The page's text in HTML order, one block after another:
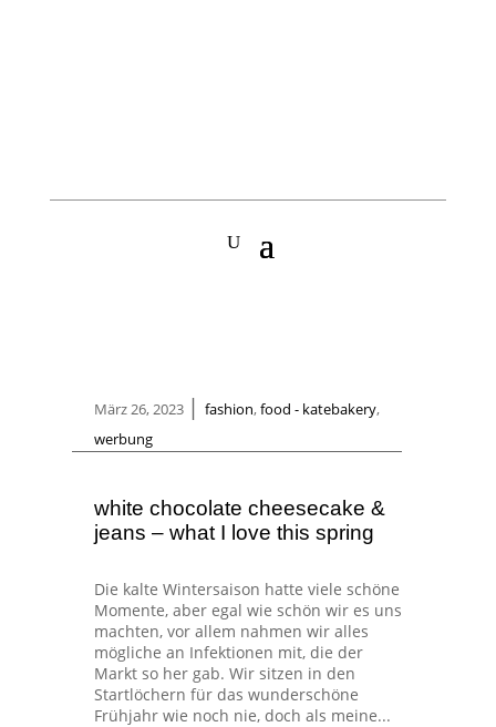
März 26, 2023 | fashion,food - katebakery,
werbung
white chocolate cheesecake &
jeans – what I love this spring
Die kalte Wintersaison hatte viele schöne
Momente, aber egal wie schön wir es uns
machten, vor allem nahmen wir alles
mögliche an Infektionen mit, die der
Markt so her gab. Wir sitzen in den
Startlöchern für das wunderschöne
Frühjahr wie noch nie, doch als meine...